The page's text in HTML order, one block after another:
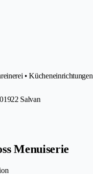
• Kücheneinrichtungen
1922 Salvan
Menuiserie